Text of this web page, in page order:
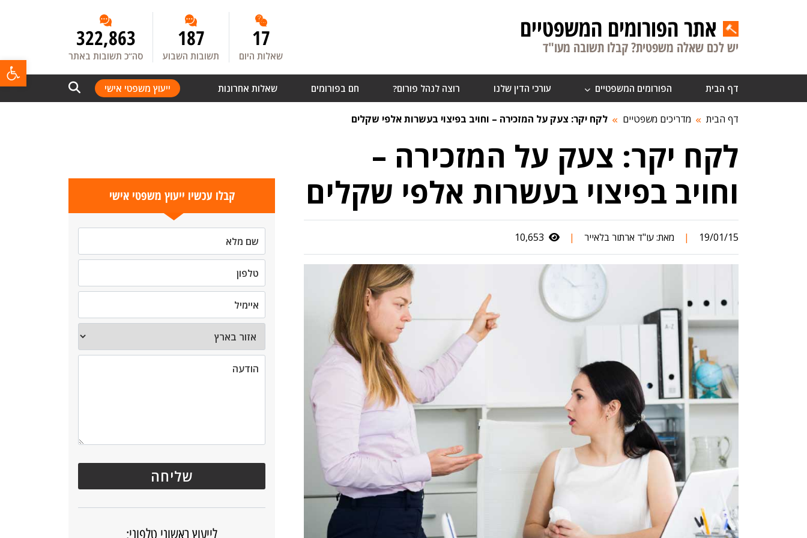
אתר הפורומים המשפטיים
יש לכם שאלה משפטית? קבלו תשובה מעו"ד 17
שאלות היום
187
תשובות השבוע
322,863
סה”כ תשובות באתר
דף הבית הפורומים המשפטיים עורכי הדין שלנו רוצה לנהל פורום? חם בפורומים שאלות אחרונות ייעוץ משפטי אישי
דף הבית מדריכים משפטיים לקח יקר: צעק על המזכירה – וחויב בפיצוי בעשרות אלפי שקלים
לקח יקר: צעק על המזכירה –
וחויב בפיצוי בעשרות אלפי שקלים
19/01/15
| מאת:עו"ד ארתור בלאייר |
קבלו עכשיו ייעוץ משפטי אישי
לייעוץ ראשוני טלפוני: